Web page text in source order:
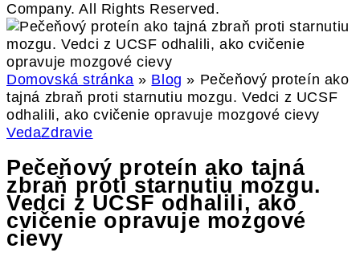
Company. All Rights Reserved.
Domovská stránka » Blog » Pečeňový proteín ako
tajná zbraň proti starnutiu mozgu. Vedci z UCSF
odhalili, ako cvičenie opravuje mozgové cievy
VedaZdravie
Pečeňový proteín ako tajná
zbraň proti starnutiu mozgu.
Vedci z UCSF odhalili, ako
cvičenie opravuje mozgové
cievy